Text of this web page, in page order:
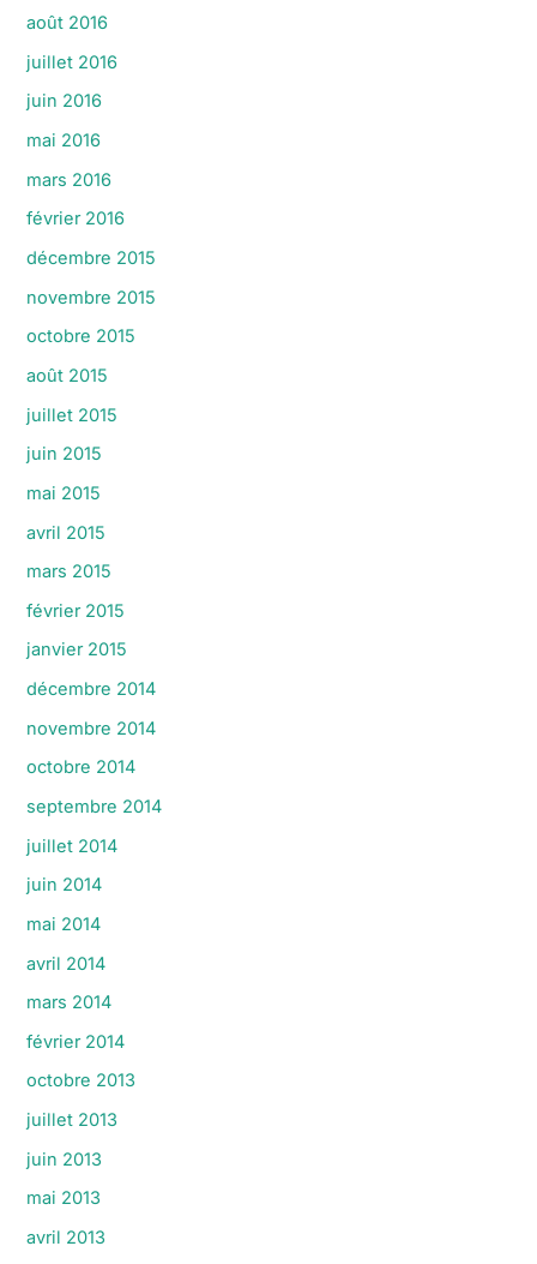
août 2016
juillet 2016
juin 2016
mai 2016
mars 2016
février 2016
décembre 2015
novembre 2015
octobre 2015
août 2015
juillet 2015
juin 2015
mai 2015
avril 2015
mars 2015
février 2015
janvier 2015
décembre 2014
novembre 2014
octobre 2014
septembre 2014
juillet 2014
juin 2014
mai 2014
avril 2014
mars 2014
février 2014
octobre 2013
juillet 2013
juin 2013
mai 2013
avril 2013